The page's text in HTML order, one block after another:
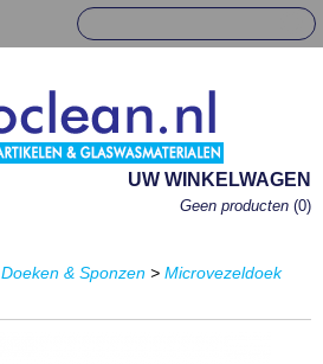
UW WINKELWAGEN
Geen producten (0)
Doeken & Sponzen > Microvezeldoek